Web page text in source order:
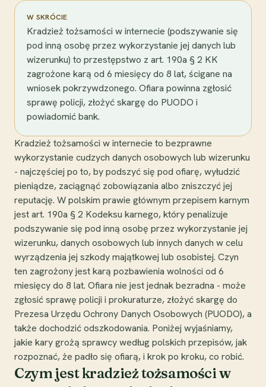
W SKRÓCIE
Kradzież tożsamości w internecie (podszywanie się
pod inną osobę przez wykorzystanie jej danych lub
wizerunku) to przestępstwo z art. 190a § 2 KK
zagrożone karą od 6 miesięcy do 8 lat, ścigane na
wniosek pokrzywdzonego. Ofiara powinna zgłosić
sprawę policji, złożyć skargę do PUODO i
powiadomić bank.
Kradzież tożsamości w internecie to bezprawne
wykorzystanie cudzych danych osobowych lub wizerunku
- najczęściej po to, by podszyć się pod ofiarę, wyłudzić
pieniądze, zaciągnąć zobowiązania albo zniszczyć jej
reputację. W polskim prawie głównym przepisem karnym
jest art. 190a § 2 Kodeksu karnego, który penalizuje
podszywanie się pod inną osobę przez wykorzystanie jej
wizerunku, danych osobowych lub innych danych w celu
wyrządzenia jej szkody majątkowej lub osobistej. Czyn
ten zagrożony jest karą pozbawienia wolności od 6
miesięcy do 8 lat. Ofiara nie jest jednak bezradna - może
zgłosić sprawę policji i prokuraturze, złożyć skargę do
Prezesa Urzędu Ochrony Danych Osobowych (PUODO), a
także dochodzić odszkodowania. Poniżej wyjaśniamy,
jakie kary grożą sprawcy według polskich przepisów, jak
rozpoznać, że padło się ofiarą, i krok po kroku, co robić.
Czym jest kradzież tożsamości w